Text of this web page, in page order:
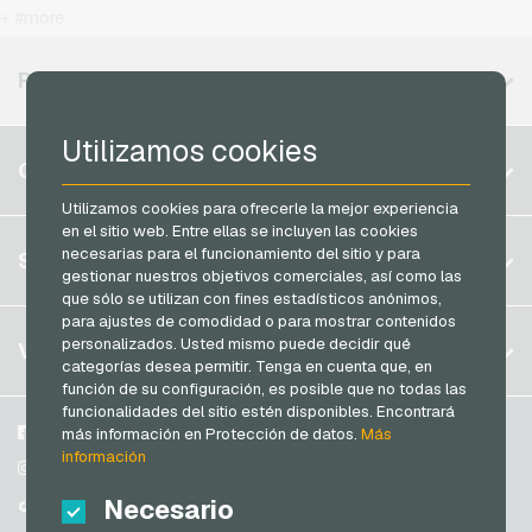
Utilizamos cookies
Utilizamos cookies para ofrecerle la mejor experiencia
en el sitio web. Entre ellas se incluyen las cookies
necesarias para el funcionamiento del sitio y para
gestionar nuestros objetivos comerciales, así como las
que sólo se utilizan con fines estadísticos anónimos,
para ajustes de comodidad o para mostrar contenidos
personalizados. Usted mismo puede decidir qué
categorías desea permitir. Tenga en cuenta que, en
función de su configuración, es posible que no todas las
funcionalidades del sitio estén disponibles. Encontrará
más información en Protección de datos.Más
información
Necesario
Neosurf Tarjetas de pago
Razer Gold Tarjetas de pago
Transcash Tarjetas de pago
REGIONES DISPONIBLES
Bélgica
Alemania (DE)
Alemania (EN)
Francia
Italia
Países Bajos
Austria
Portugal
Suiza (DE)
CUENTA
Registrar
Iniciar sesión
Mi carrito
SERVICIO
FAQ
Modos de pago
Condiciones generales&Derecho de revocación
Protección de datos
VGO-SHOP
Sobre nosotros
Participantes
Facebook
Instagram
TikTok